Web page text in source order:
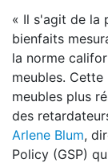
« Il s'agit de la
bienfaits
la norme
meubles.
meubles plus
des
Arlene Blum,
Policy (GSP)